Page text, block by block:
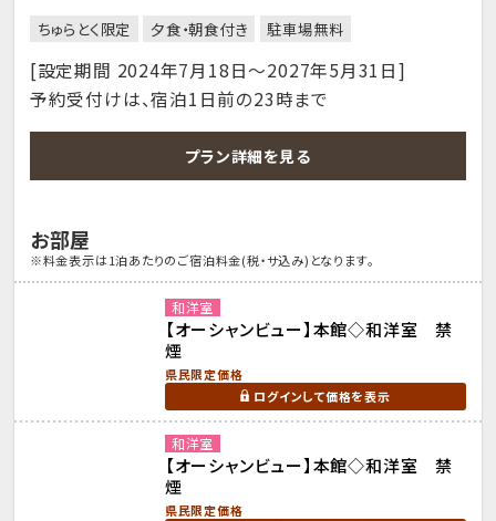
ちゅらとく限定 夕食・朝食付き 駐車場無料
[設定期間 2024年7月18日～2027年5月31日]
予約受付けは、宿泊1日前の23時まで
プラン詳細を見る
お部屋
※料金表示は1泊あたりのご宿泊料金(税・サ込み)となります。
和洋室
【オーシャンビュー】本館◇和洋室 禁
煙
県民限定価格
ログインして価格を表示
和洋室
【オーシャンビュー】本館◇和洋室 禁
煙
県民限定価格